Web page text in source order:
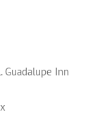
Guadalupe Inn